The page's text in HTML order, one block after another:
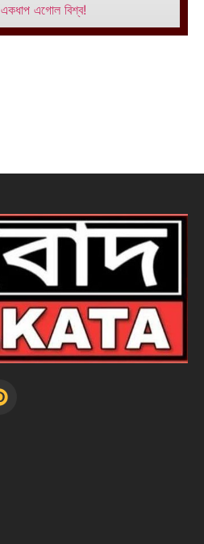
এগোল বিশ্ব!